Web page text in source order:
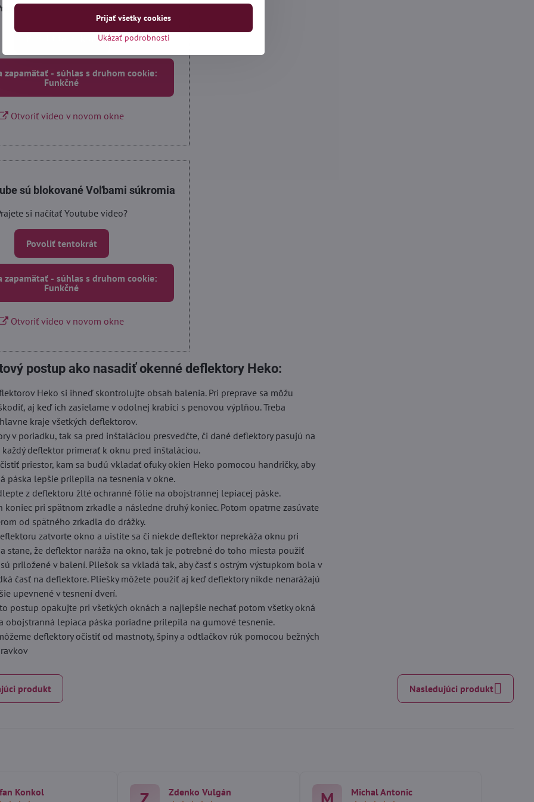
si načítať Youtube video?
zapamätať - súhlas s druhom cookie:
Funkčné
Otvoriť video v novom okne
sú blokované Voľbami súkromia
si načítať Youtube video?
Povoliť tentokrát
zapamätať - súhlas s druhom cookie:
Funkčné
Otvoriť video v novom okne
postup ako nasadiť okenné deflektory Heko:
Heko si ihneď skontrolujte obsah balenia. Pri preprave sa môžu
aj keď ich zasielame v odolnej krabici s penovou výplňou. Treba
kraje všetkých deflektorov.
v poriadku, tak sa pred inštaláciou presvedčte, či dané deflektory pasujú na
každý deflektor primerať k oknu pred inštaláciou.
priestor, kam sa budú vkladať ofuky okien Heko pomocou handričky, aby
páska lepšie prilepila na tesnenia v okne.
z deflektoru žlté ochranné fólie na obojstrannej lepiacej páske.
koniec pri spätnom zrkadle a následne druhý koniec. Potom opatrne zasúvate
od spätného zrkadla do drážky.
zatvorte okno a uistite sa či niekde deflektor neprekáža oknu pri
stane, že deflektor naráža na okno, tak je potrebné do toho miesta použiť
priložené v balení. Pliešok sa vkladá tak, aby časť s ostrým výstupkom bola v
časť na deflektore. Pliešky môžete použiť aj keď deflektory nikde nenarážajú
upevnené v tesnení dverí.
postup opakujte pri všetkých oknách a najlepšie nechať potom všetky okná
obojstranná lepiaca páska poriadne prilepila na gumové tesnenie.
deflektory očistiť od mastnoty, špiny a odtlačkov rúk pomocou bežných
produkt Nasledujúci produkt
Konkol
Zdenko Vulgán
Michal Antonic
Ukázať podrobnosti
Prijať všetky cookies